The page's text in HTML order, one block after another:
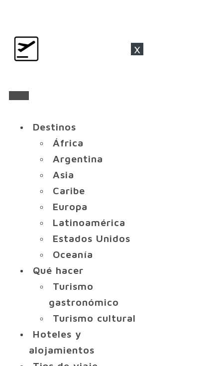
x
Destinos
África
Argentina
Asia
Caribe
Europa
Latinoamérica
Estados Unidos
Oceanía
Qué hacer
Turismo
gastronómico
Turismo cultural
Hoteles y
alojamientos